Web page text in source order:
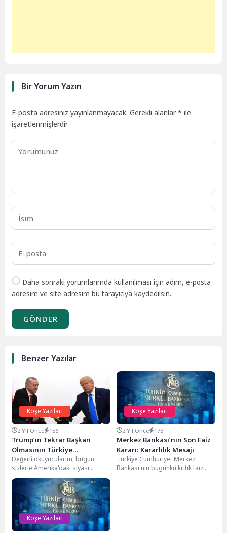
Bir Yorum Yazın
E-posta adresiniz yayınlanmayacak. Gerekli alanlar* ile
işaretlenmişlerdir
Daha sonraki yorumlarımda kullanılması için adım, e-posta
adresim ve site adresim bu tarayıcıya kaydedilsin.
GÖNDER
Benzer Yazılar
Köşe Yazıları
2 Yıl Önce 156
Trump’ın Tekrar Başkan
Olmasının Türkiye
Üzerindeki Ekonomik Etkileri
Değerli okuyucularım, bugün
sizlerle Amerika'daki siyasi
rüzgârların Türkiye ekonomisine
nasıl yansıyabileceğini tartışmak
istiyorum. Yirmi yıldır...
Köşe Yazıları
2 Yıl Önce 173
Merkez Bankası’nın Son Faiz
Kararı: Kararlılık Mesajı
Türkiye Cumhuriyet Merkez
Bankası'nın bugünkü kritik faiz
Köşe Yazıları